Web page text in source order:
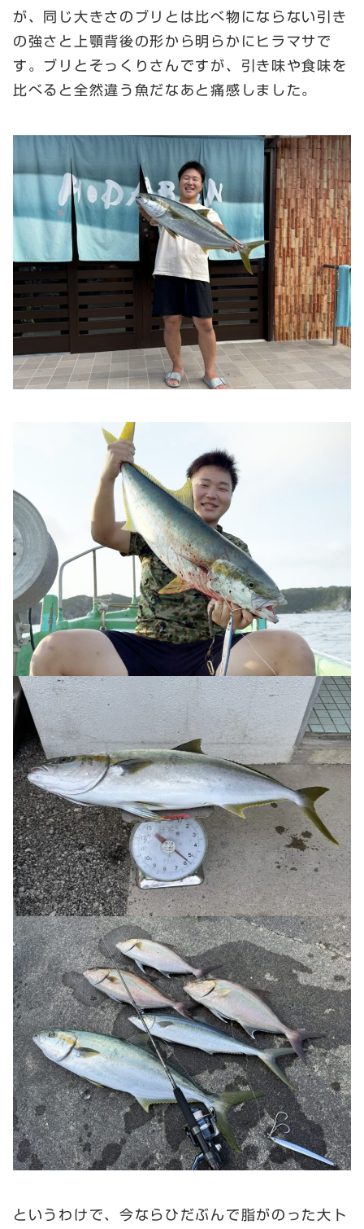
が、同じ大きさのブリとは比べ物にならない引き
の強さと上顎背後の形から明らかにヒラマサで
す。ブリとそっくりさんですが、引き味や食味を
比べると全然違う魚だなあと痛感しました。
というわけで、今ならひだぶんで脂がのった大ト